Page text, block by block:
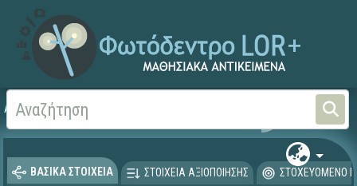
Αρχική
ΒΑΣΙΚΑ ΣΤΟΙΧΕΙΑ ΣΤΟΙΧΕΙΑ ΑΞΙΟΠΟΙΗΣΗΣ ΣΤΟΧΕΥΟΜΕΝΟ